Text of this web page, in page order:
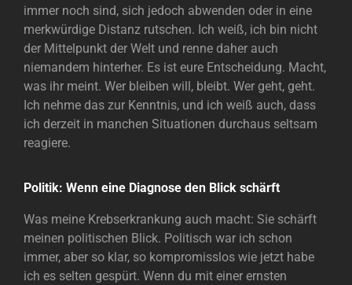
immer noch sind, sich jedoch abwenden oder in eine
merkwürdige Distanz rutschen. Ich weiß, ich bin nicht
der Mittelpunkt der Welt und renne daher auch
niemandem hinterher. Es ist eure Entscheidung. Macht,
was ihr meint. Wer bleiben will, bleibt. Wer geht, geht.
Ich nehme das zur Kenntnis, und ich weiß auch, dass
ich derzeit in manchen Situationen durchaus seltsam
reagiere.
Politik: Wenn eine Diagnose den Blick schärft
Was meine Krebserkrankung auch macht: Sie schärft
meinen politischen Blick. Politisch war ich schon
immer, aber so klar, so kompromisslos wie jetzt habe
ich es selten gespürt. Wenn du mit einer ernsten